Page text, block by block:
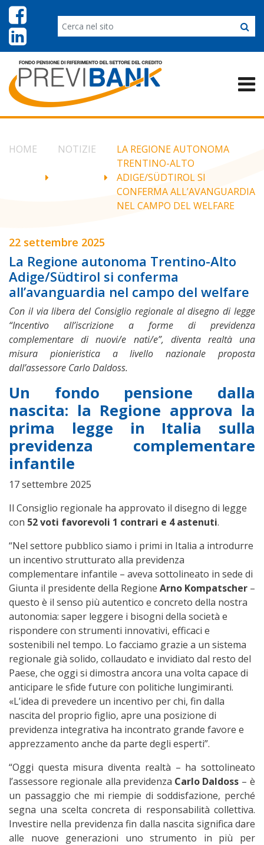
HOME NOTIZIE
LA REGIONE AUTONOMA
TRENTINO-ALTO
ADIGE/SÜDTIROL SI
CONFERMA ALL’AVANGUARDIA
NEL CAMPO DEL WELFARE
22 settembre 2025
La Regione autonoma Trentino-Alto
Adige/Südtirol si conferma
all’avanguardia nel campo del welfare
Con il via libera del Consiglio regionale al disegno di legge
“Incentivo all’iscrizione a forme di previdenza
complementare di nuovi/e nati/e”, diventa realtà una
misura pionieristica a livello nazionale proposta
dall’assessore Carlo Daldoss.
Un fondo pensione dalla
nascita: la Regione approva la
prima legge in Italia sulla
previdenza complementare
infantile
17 settembre 2025
Il Consiglio regionale ha approvato il disegno di legge
con 52 voti favorevoli 1 contrari e 4 astenuti.
“Nel settore pubblico siamo i primi in Italia a introdurre
un incentivo strutturato alla previdenza
complementare infantile – aveva sottolineato in sede di
Giunta il presidente della Regione Arno Kompatscher –
questo è il senso più autentico e concreto della nostra
autonomia: saper leggere i bisogni della società e
rispondere con strumenti innovativi, efficaci e
sostenibili nel tempo. Lo facciamo grazie a un sistema
regionale già solido, collaudato e invidiato dal resto del
Paese, che oggi si dimostra ancora una volta capace di
anticipare le sfide future con politiche lungimiranti.
«L’idea di prevedere un incentivo per chi, fin dalla
nascita del proprio figlio, apre una posizione di
previdenza integrativa ha incontrato grande favore e
apprezzamento anche da parte degli esperti”.
“Oggi questa misura diventa realtà – ha sottolineato
l’assessore regionale alla previdenza Carlo Daldoss – è
un passaggio che mi riempie di soddisfazione, perché
segna una scelta concreta di responsabilità collettiva.
Investire nella previdenza fin dalla nascita significa dare
alle nuove generazioni uno strumento in più per